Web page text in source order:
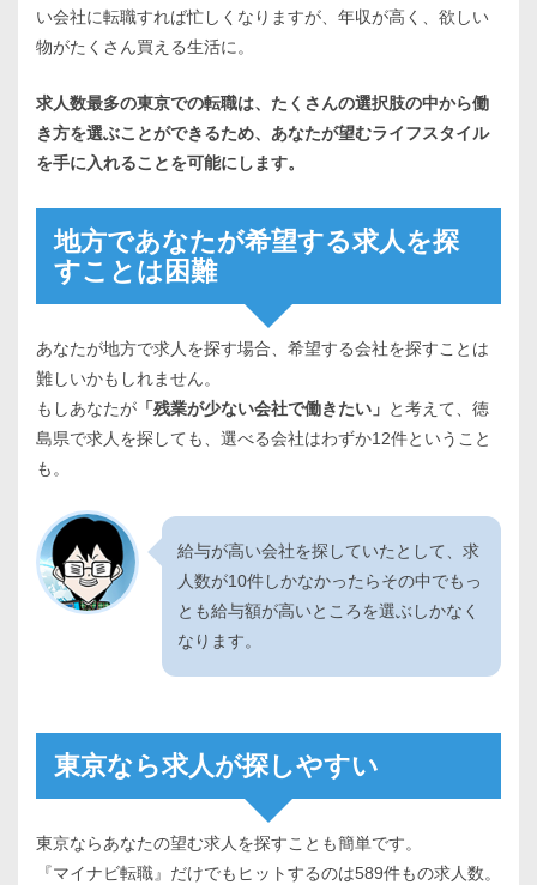
い会社に転職すれば忙しくなりますが、年収が高く、欲しい
物がたくさん買える生活に。
求人数最多の東京での転職は、たくさんの選択肢の中から働
き方を選ぶことができるため、あなたが望むライフスタイル
を手に入れることを可能にします。
地方であなたが希望する求人を探
すことは困難
あなたが地方で求人を探す場合、希望する会社を探すことは
難しいかもしれません。
もしあなたが 「残業が少ない会社で働きたい」 と考えて、徳
島県で求人を探しても、選べる会社はわずか12件ということ
も。
給与が高い会社を探していたとして、求
人数が10件しかなかったらその中でもっ
とも給与額が高いところを選ぶしかなく
なります。
東京なら求人が探しやすい
東京ならあなたの望む求人を探すことも簡単です。
『マイナビ転職』だけでもヒットするのは589件もの求人数。